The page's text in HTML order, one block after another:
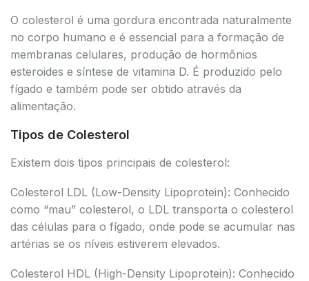
O colesterol é uma gordura encontrada naturalmente
no corpo humano e é essencial para a formação de
membranas celulares, produção de hormônios
esteroides e síntese de vitamina D. É produzido pelo
fígado e também pode ser obtido através da
alimentação.
Tipos de Colesterol
Existem dois tipos principais de colesterol:
Colesterol LDL (Low-Density Lipoprotein): Conhecido
como “mau” colesterol, o LDL transporta o colesterol
das células para o fígado, onde pode se acumular nas
artérias se os níveis estiverem elevados.
Colesterol HDL (High-Density Lipoprotein): Conhecido